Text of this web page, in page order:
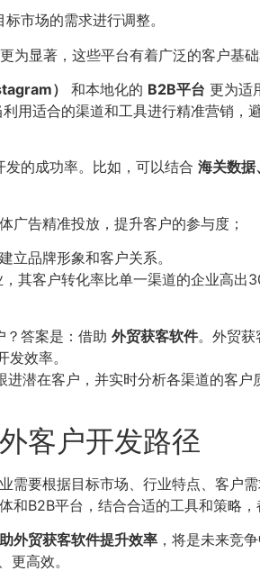
市场的需求进行调整。
为显著，这些平台有着广泛的客户基础
） 和本地化的 B2B平台 更为适
用适合的渠道和工具进行精准营销，
的成功率。比如，可以结合 海关数据
广告精准投放，提升客户的参与度；
立品牌形象和客户关系。
其客户转化率比单一渠道的企业高出
？答案是：借助 外贸获客软件。外贸获
发效率。
潜在客户，并实时分析各渠道的客
客户开发路径
需要根据目标市场、行业特点、客户
B2B平台，结合合适的工具和策略，
外贸获客软件提升效率 ，将是未来竞
更高效。